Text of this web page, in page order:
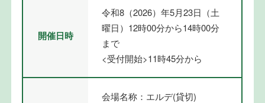
開催日時
令和8（2026）年5月23日（土
曜日）12時00分から14時00分
まで
<受付開始>11時45分から
会場名称：エルデ(貸切)